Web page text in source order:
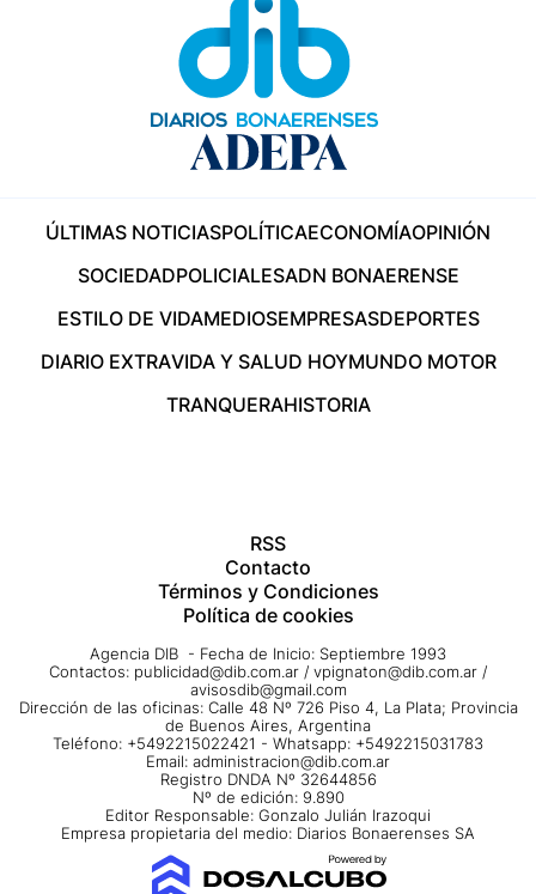
ÚLTIMAS NOTICIASPOLÍTICAECONOMÍAOPINIÓN
SOCIEDADPOLICIALESADN BONAERENSE
ESTILO DE VIDAMEDIOSEMPRESASDEPORTES
DIARIO EXTRAVIDA Y SALUD HOYMUNDO MOTOR
TRANQUERAHISTORIA
RSS
Contacto
Términos y Condiciones
Política de cookies
Agencia DIB - Fecha de Inicio: Septiembre 1993
Contactos: publicidad@dib.com.ar / vpignaton@dib.com.ar /
avisosdib@gmail.com
Dirección de las oficinas: Calle 48 Nº 726 Piso 4, La Plata; Provincia
de Buenos Aires, Argentina
Teléfono: +5492215022421 - Whatsapp: +5492215031783
Email: administracion@dib.com.ar
Registro DNDA Nº 32644856
Nº de edición: 9.890
Editor Responsable: Gonzalo Julián Irazoqui
Empresa propietaria del medio: Diarios Bonaerenses SA